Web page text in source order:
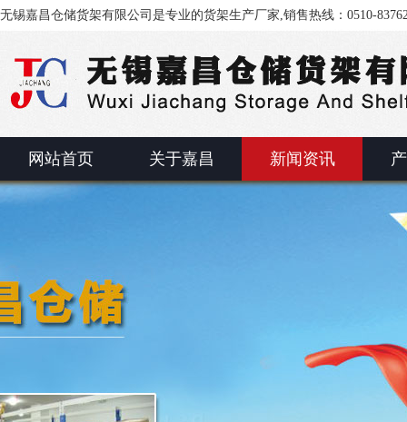
无锡嘉昌仓储货架有限公司是专业的货架生产厂家,销售热线：0510-
网站首页 关于嘉昌 新闻资讯